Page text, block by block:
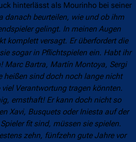
hinterlässt als Mourinho bei seiner
danach beurteilen, wie und ob ihm
gelingt. In meinen Augen
komplett versagt. Er überfordert die
sogar in Pflichtspielen ein. Habt ihr
Marc Bartra, Martín Montoya, Sergi
heißen sind doch noch lange nicht
Verantwortung tragen könnten.
ernsthaft! Er kann doch nicht so
Xavi, Busquets oder Iniesta auf der
fit sind, müssen sie spielen.
zehn, fünfzehn gute Jahre vor